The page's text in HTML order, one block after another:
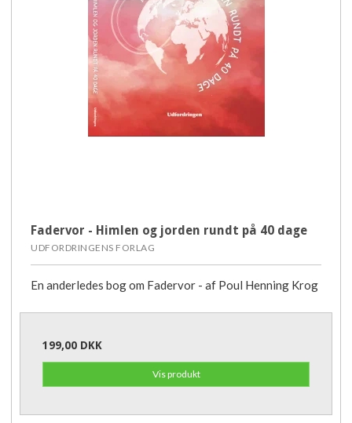
Fadervor - Himlen og jorden rundt på 40 dage
UDFORDRINGENS FORLAG
En anderledes bog om Fadervor - af Poul Henning Krog
199,00 DKK
Vis produkt